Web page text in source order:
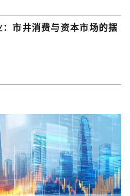
市井消费与资本市场的摆